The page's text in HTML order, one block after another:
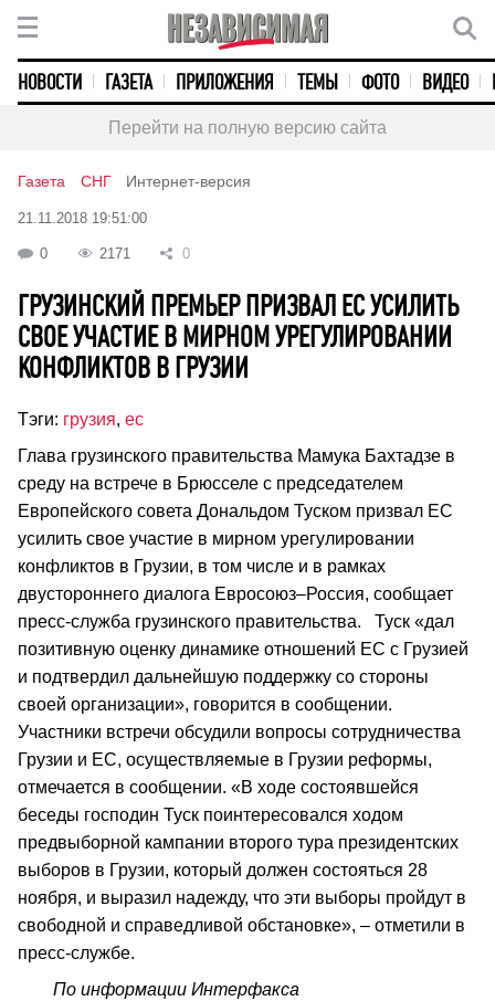
НОВОСТИ ГАЗЕТА ПРИЛОЖЕНИЯ ТЕМЫ ФОТО ВИДЕО
Перейти на полную версию сайта
Газета СНГ Интернет-версия
21.11.2018 19:51:00
0 2171 0
ГРУЗИНСКИЙ ПРЕМЬЕР ПРИЗВАЛ ЕС УСИЛИТЬ
СВОЕ УЧАСТИЕ В МИРНОМ УРЕГУЛИРОВАНИИ
КОНФЛИКТОВ В ГРУЗИИ
Тэги: грузия, ес
Глава грузинского правительства Мамука Бахтадзе в
среду на встрече в Брюсселе с председателем
Европейского совета Дональдом Туском призвал ЕС
усилить свое участие в мирном урегулировании
конфликтов в Грузии, в том числе и в рамках
двустороннего диалога Евросоюз–Россия, сообщает
пресс-служба грузинского правительства. Туск «дал
позитивную оценку динамике отношений ЕС с Грузией
и подтвердил дальнейшую поддержку со стороны
своей организации», говорится в сообщении.
Участники встречи обсудили вопросы сотрудничества
Грузии и ЕС, осуществляемые в Грузии реформы,
отмечается в сообщении. «В ходе состоявшейся
беседы господин Туск поинтересовался ходом
предвыборной кампании второго тура президентских
выборов в Грузии, который должен состояться 28
ноября, и выразил надежду, что эти выборы пройдут в
свободной и справедливой обстановке», – отметили в
пресс-службе.
По информации Интерфакса